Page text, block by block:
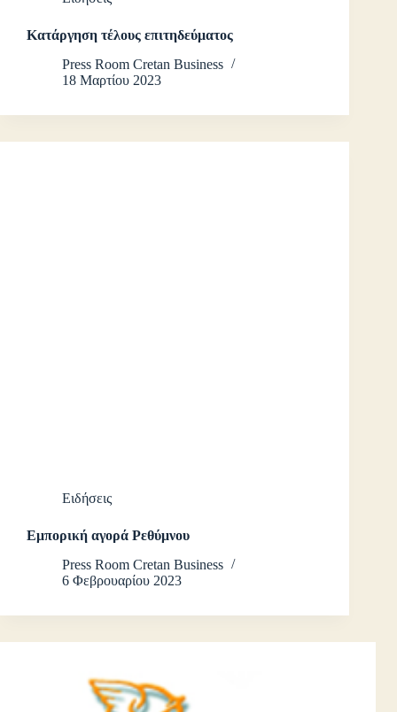
Κατάργηση τέλους επιτηδεύματος
Press Room Cretan Business
18 Μαρτίου 2023
Ειδήσεις
Εμπορική αγορά Ρεθύμνου
Press Room Cretan Business
6 Φεβρουαρίου 2023